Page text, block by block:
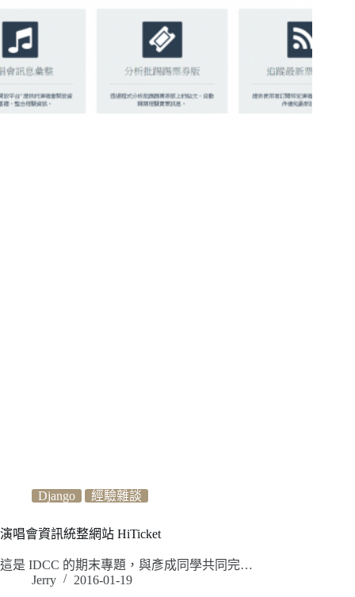
Django 經驗雜談
演唱會資訊統整網站 HiTicket
這是 IDCC 的期末專題，與彥成同學共同完…
Jerry
2016-01-19